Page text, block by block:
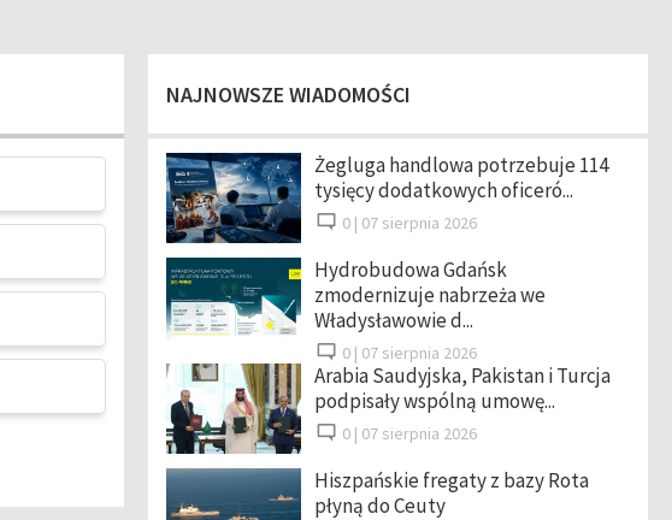
NAJNOWSZE WIADOMOŚCI
Żegluga handlowa potrzebuje 114
tysięcy dodatkowych oficeró...
0 | 07 sierpnia 2026
Hydrobudowa Gdańsk
zmodernizuje nabrzeża we
Władysławowie d...
0 | 07 sierpnia 2026
Arabia Saudyjska, Pakistan i Turcja
podpisały wspólną umowę...
0 | 07 sierpnia 2026
Hiszpańskie fregaty z bazy Rota
płyną do Ceuty